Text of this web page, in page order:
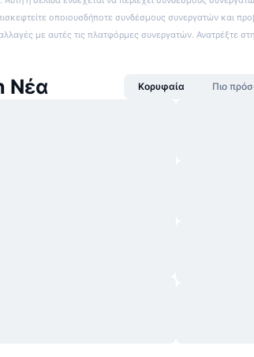
οποιουσδήποτε συνδέσμους συνεργατών και
με αυτές τις πλατφόρμες συνεργατών. Ανατρέξτε στη
Νέα Κορυφαία Πιο